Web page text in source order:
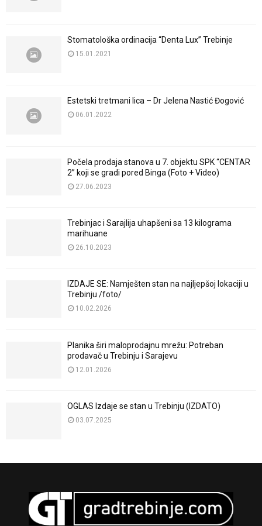
Stomatološka ordinacija “Denta Lux” Trebinje
15.01.2021
Estetski tretmani lica – Dr Jelena Nastić Đogović
06.01.2022
Počela prodaja stanova u 7. objektu SPK “CENTAR
2” koji se gradi pored Binga (Foto + Video)
27.06.2023
Trebinjac i Sarajlija uhapšeni sa 13 kilograma
marihuane
26.10.2023
IZDAJE SE: Namješten stan na najljepšoj lokaciji u
Trebinju /foto/
10.02.2026
Planika širi maloprodajnu mrežu: Potreban
prodavač u Trebinju i Sarajevu
12.01.2026
OGLAS Izdaje se stan u Trebinju (IZDATO)
03.07.2025